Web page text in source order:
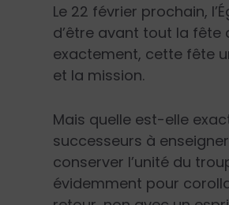
Le 22 février prochain,
d’être avant tout la fête
exactement, cette fête
et la mission.
Mais quelle est-elle
successeurs à
conserver l’unité du
évidemment pour